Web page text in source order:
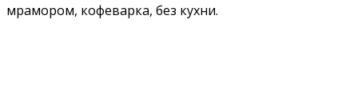
мрамором, кофеварка, без кухни.